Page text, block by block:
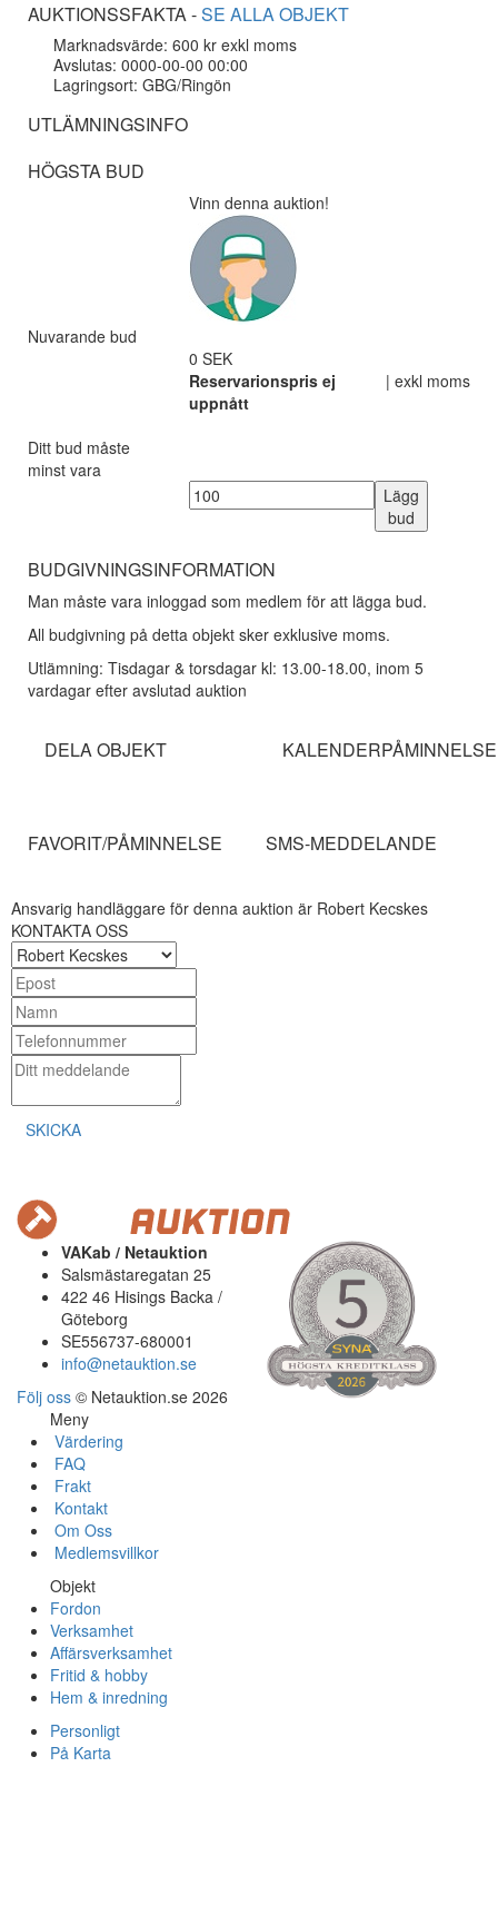
AUKTIONSSFAKTA -SE ALLA OBJEKT
Marknadsvärde: 600 kr exkl moms
Avslutas: 0000-00-00 00:00
Lagringsort: GBG/Ringön
UTLÄMNINGSINFO
HÖGSTA BUD
Vinn denna auktion!
Nuvarande bud
0 SEK
| exkl moms
Reservarionspris ej
uppnått
Ditt bud måste
minst vara
Lägg
bud
BUDGIVNINGSINFORMATION
Man måste vara inloggad som medlem för att lägga bud.
All budgivning på detta objekt sker exklusive moms.
Utlämning: Tisdagar & torsdagar kl: 13.00-18.00, inom 5
vardagar efter avslutad auktion
DELA OBJEKT KALENDERPÅMINNELSE
FAVORIT/PÅMINNELSE SMS-MEDDELANDE
Ansvarig handläggare för denna auktion är Robert Kecskes
KONTAKTA OSS
SKICKA
VAKab / Netauktion
Salsmästaregatan 25
422 46 Hisings Backa /
Göteborg
SE556737-680001
info@netauktion.se
Följ oss © Netauktion.se 2026
Meny
Värdering
FAQ
Frakt
Kontakt
Om Oss
Medlemsvillkor
Objekt
Fordon
Verksamhet
Affärsverksamhet
Fritid & hobby
Hem & inredning
Personligt
På Karta